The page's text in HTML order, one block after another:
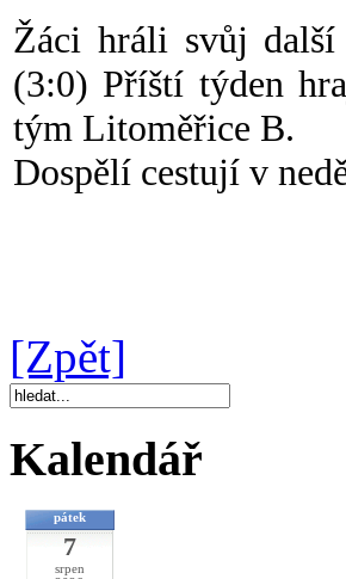
Žáci hráli svůj další
(3:0) Příští týden
tým Litoměřice B.
Dospělí cestují v
[Zpět]
Kalendář
pátek
7
srpen